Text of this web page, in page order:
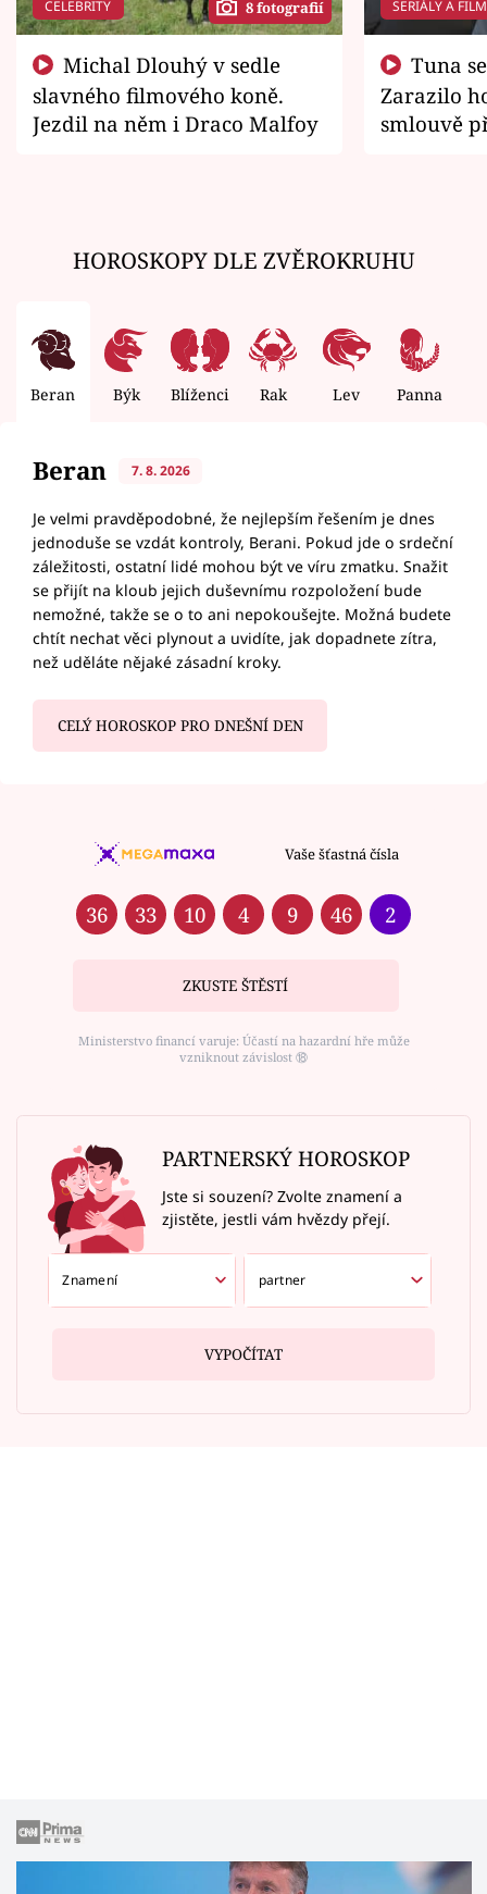
CELEBRITY 8 fotografií
slavného filmového koně.
Jezdil na něm i Draco Malfoy
SERIÁLY A
Zarazilo
smlouvě
HOROSKOPY DLE ZVĚROKRUHU
Beran Býk Blíženci Rak Lev Panna
Beran 7. 8. 2026
Je velmi pravděpodobné, že nejlepším řešením je dnes
jednoduše se vzdát kontroly, Berani. Pokud jde o srdeční
záležitosti, ostatní lidé mohou být ve víru zmatku. Snažit
se přijít na kloub jejich duševnímu rozpoložení bude
nemožné, takže se o to ani nepokoušejte. Možná budete
chtít nechat věci plynout a uvidíte, jak dopadnete zítra,
než uděláte nějaké zásadní kroky.
CELÝ HOROSKOP PRO DNEŠNÍ DEN
Vaše šťastná čísla
36 33 10 4 9 46 2
ZKUSTE ŠTĚSTÍ
Ministerstvo financí varuje: Účastí na hazardní hře může
vzniknout závislost ⑱
PARTNERSKÝ HOROSKOP
Jste si souzení? Zvolte znamení a
zjistěte, jestli vám hvězdy přejí.
VYPOČÍTAT